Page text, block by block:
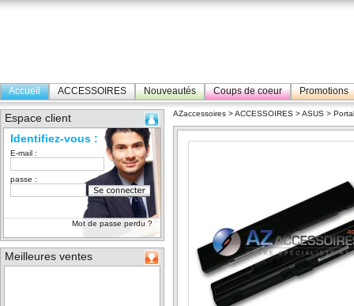
Accueil ACCESSOIRES Nouveautés Coups de coeur Promotions
Espace client
Identifiez-vous :
E-mail :
passe :
Mot de passe perdu ?
Meilleures ventes
AZaccessoires >ACCESSOIRES >ASUS >